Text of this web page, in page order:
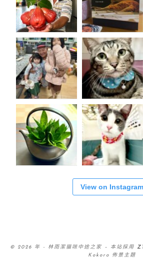
View on Instagram
© 2026 年 - 林雨潔貓咪中途之家 – 本站採用
Kokoro 佈景主題